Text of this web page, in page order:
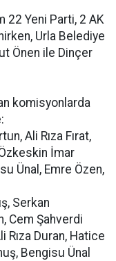
22 Yeni Parti, 2 AK
Urla Belediye
Önen ile Dinçer
komisyonlarda
Ali Rıza Fırat,
İmar
Ünal, Emre Özen,
Serkan
Cem Şahverdi
Rıza Duran, Hatice
Bengisu Ünal